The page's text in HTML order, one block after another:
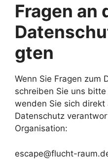
Fragen an
gten
Wenn Sie Fragen zum
schreiben Sie uns
wenden Sie sich direkt
Datenschutz
Organisation:
escape@flucht-